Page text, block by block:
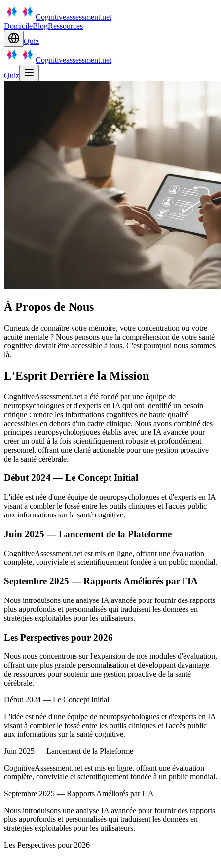
Cognitiveassessment.net
DomicileBlogRessources
Quiz
Cognitiveassessment.net
Quiz
À Propos de Nous
Curieux de connaître votre mémoire, votre concentration ou votre
acuité mentale ? Nous pensons que la compréhension de votre santé
cognitive devrait être accessible à tous. C'est pourquoi nous sommes
là.
L'Esprit Derrière la Mission
CognitiveAssessment.net a été fondé par une équipe de
neuropsychologues et d'experts en IA qui ont identifié un besoin
critique : rendre les informations cognitives de haute qualité
accessibles en dehors d'un cadre clinique. Nous avons combiné des
principes neuropsychologiques établis avec une IA avancée pour
créer un outil à la fois scientifiquement robuste et profondément
personnel, offrant une clarté actionable pour une gestion proactive
de la santé cérébrale.
Début 2024 — Le Concept Initial
L'idée est née d'une équipe de neuropsychologues et d'experts en IA
visant à combler le fossé entre les outils cliniques et l'accès public
aux informations sur la santé cognitive.
Juin 2025 — Lancement de la Plateforme
CognitiveAssessment.net est mis en ligne, offrant une évaluation
complète, conviviale et scientifiquement fondée à un public mondial.
Septembre 2025 — Rapports Améliorés par l'IA
Nous introduisons une analyse IA avancée pour fournir des rapports
plus approfondis et personnalisés qui traduisent les données en
stratégies exploitables pour les utilisateurs.
Les Perspectives pour 2026
Nous nous concentrons sur l'expansion de nos modules d'évaluation,
offrant une plus grande personnalisation et développant davantage
de ressources pour soutenir une gestion proactive de la santé
cérébrale.
Début 2024 — Le Concept Initial
L'idée est née d'une équipe de neuropsychologues et d'experts en IA
visant à combler le fossé entre les outils cliniques et l'accès public
aux informations sur la santé cognitive.
Juin 2025 — Lancement de la Plateforme
CognitiveAssessment.net est mis en ligne, offrant une évaluation
complète, conviviale et scientifiquement fondée à un public mondial.
Septembre 2025 — Rapports Améliorés par l'IA
Nous introduisons une analyse IA avancée pour fournir des rapports
plus approfondis et personnalisés qui traduisent les données en
stratégies exploitables pour les utilisateurs.
Les Perspectives pour 2026